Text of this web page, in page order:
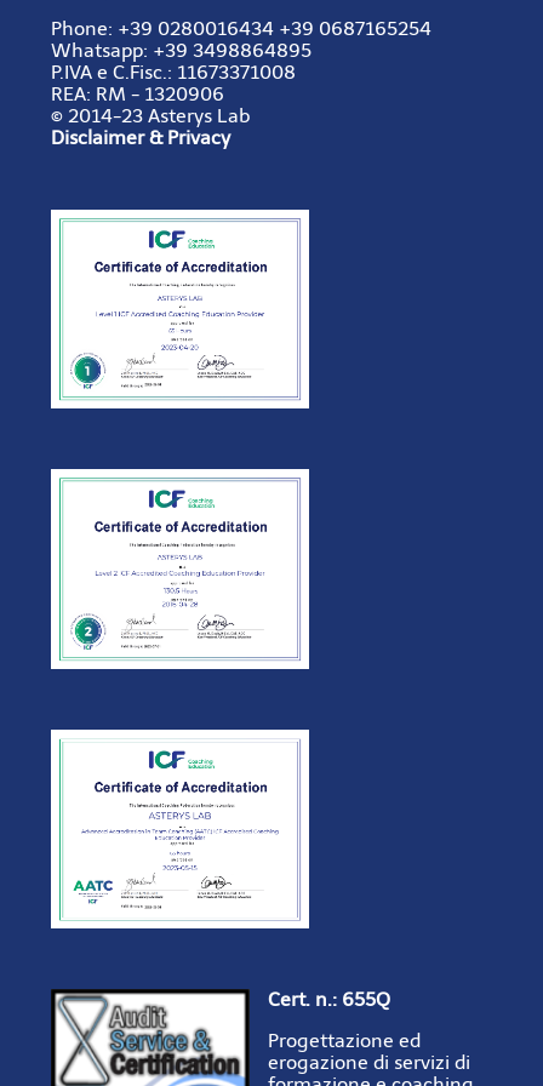
Phone: +39 0280016434 +39 0687165254
Whatsapp: +39 3498864895
P.IVA e C.Fisc.: 11673371008
REA: RM - 1320906
© 2014-23 Asterys Lab
Disclaimer & Privacy
Cert. n.: 655Q
Progettazione ed
erogazione di servizi di